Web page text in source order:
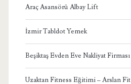
Araç Asansörü Albay Lift
İzmir Tabldot Yemek
Beşiktaş Evden Eve Nakliyat Firması
Uzaktan Fitness Eğitimi – Arslan Fit